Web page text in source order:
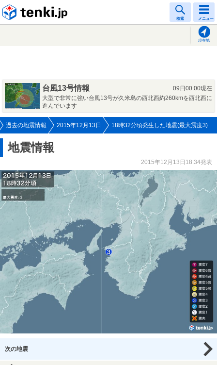
検索 メニュー
現在地
台風13号情報
09日00:00現在
大型で非常に強い台風13号が久米島の西北西約260kmを西北西に
進んでいます
過去の地震情報 2015年12月13日 18時32分頃発生した地震(最大震度3)
地震情報
2015年12月13日18:34発表
次の地震